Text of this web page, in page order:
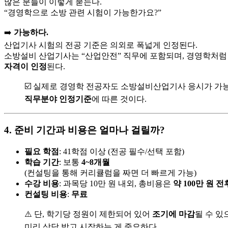
많은 분들이 이렇게 묻는다.
“경영학으로 소방 관련 시험이 가능한가요?”
➡️ 가능하다.
산업기사 시험의 전공 기준은 의외로 폭넓게 인정된다.
소방설비 산업기사는 “산업안전” 직무에 포함되며, 경영학처
자격이 인정된다.
☑️ 실제로 경영학 전공자도 소방설비산업기사 응시가 가
직무분야 인정기준에 따른 것이다.
4. 준비 기간과 비용은 얼마나 걸릴까?
필요 학점 : 41학점 이상 (전공 필수/선택 포함)
학습 기간: 보통 4~8개월
(컨설팅을 통해 커리큘럼을 짜면 더 빠르게 가능)
수강 비용: 과목당 10만 원 내외, 총비용은 약 100만 원 전
컨설팅 비용: 무료
⚠️ 단, 학기당 정원이 제한되어 있어 조기에 마감될 수 있